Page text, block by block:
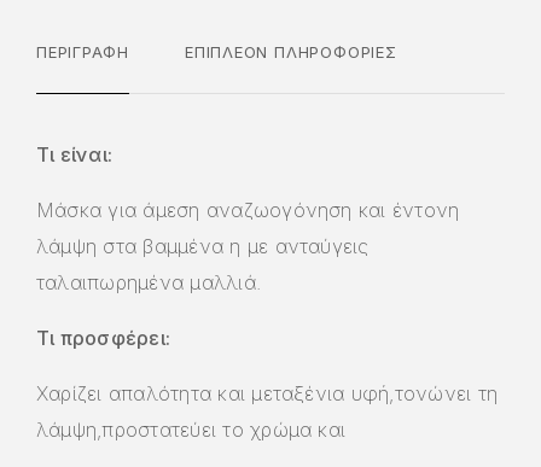
ΠΕΡΙΓΡΑΦΉ ΕΠΙΠΛΈΟΝ ΠΛΗΡΟΦΟΡΊΕΣ
Τι είναι:
Μάσκα για άμεση αναζωογόνηση και έντονη
λάμψη στα βαμμένα η με ανταύγεις
ταλαιπωρημένα μαλλιά.
Τι προσφέρει:
Χαρίζει απαλότητα και μεταξένια υφή,τονώνει τη
λάμψη,προστατεύει το χρώμα και